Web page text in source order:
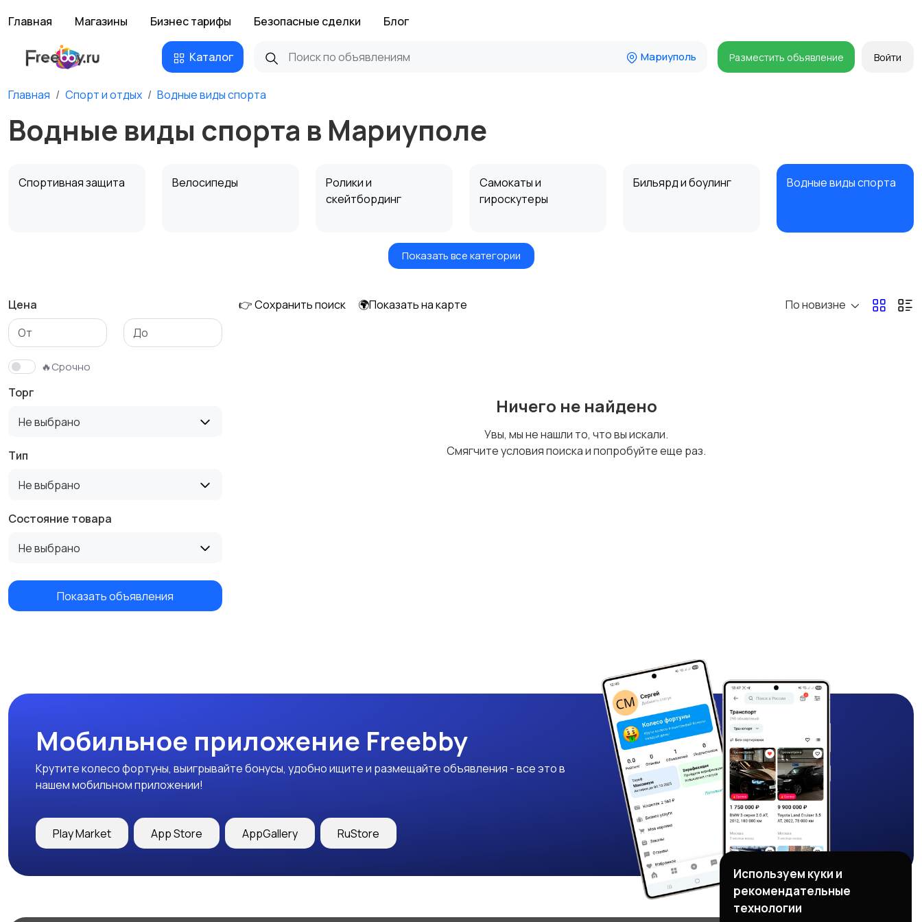
Главная Магазины Бизнес тарифы Безопасные сделки Блог
Каталог Мариуполь Разместить объявление Войти
Главная Спорт и отдых Водные виды спорта
Водные виды спорта в Мариуполе
Спортивная защита Велосипеды
Ролики и
скейтбординг
Самокаты и
гироскутеры
Бильярд и боулинг Водные виды спорта
Игры с мячом Охота и рыбалка
Тренажеры и фитнес Спортивное питание
Показать все категории
Цена
🔥Срочно
Торг
Не выбрано
Тип
Не выбрано
Состояние товара
Не выбрано
Показать объявления
👉 Сохранить поиск 🌍Показать на карте По новизне
Ничего не найдено
Увы, мы не нашли то, что вы искали.
Смягчите условия поиска и попробуйте еще раз.
Мобильное приложение Freebby
Крутите колесо фортуны, выигрывайте бонусы, удобно ищите и размещайте объявления - все это в
нашем мобильном приложении!
Play Market App Store AppGallery RuStore
Используем куки и
рекомендательные
технологии